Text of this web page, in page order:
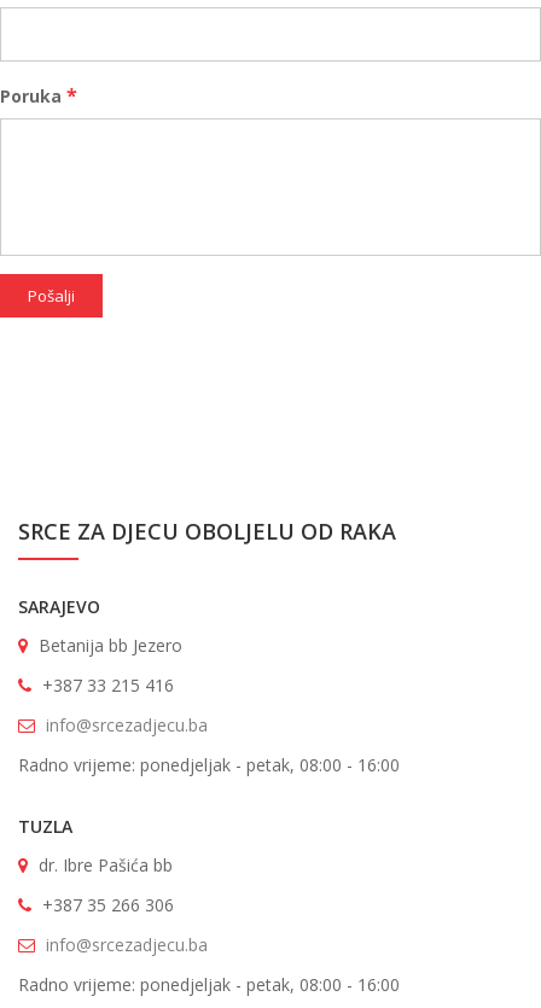
Poruka *
Pošalji
SRCE ZA DJECU OBOLJELU OD RAKA
SARAJEVO
Betanija bb Jezero
+387 33 215 416
info@srcezadjecu.ba
Radno vrijeme: ponedjeljak - petak, 08:00 - 16:00
TUZLA
dr. Ibre Pašića bb
+387 35 266 306
info@srcezadjecu.ba
Radno vrijeme: ponedjeljak - petak, 08:00 - 16:00